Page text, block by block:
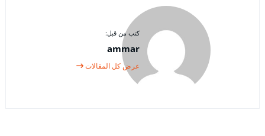
كتب من قبل:
ammar
عرض كل المقالات